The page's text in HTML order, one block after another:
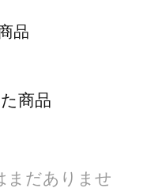
品
商品
まだありませ